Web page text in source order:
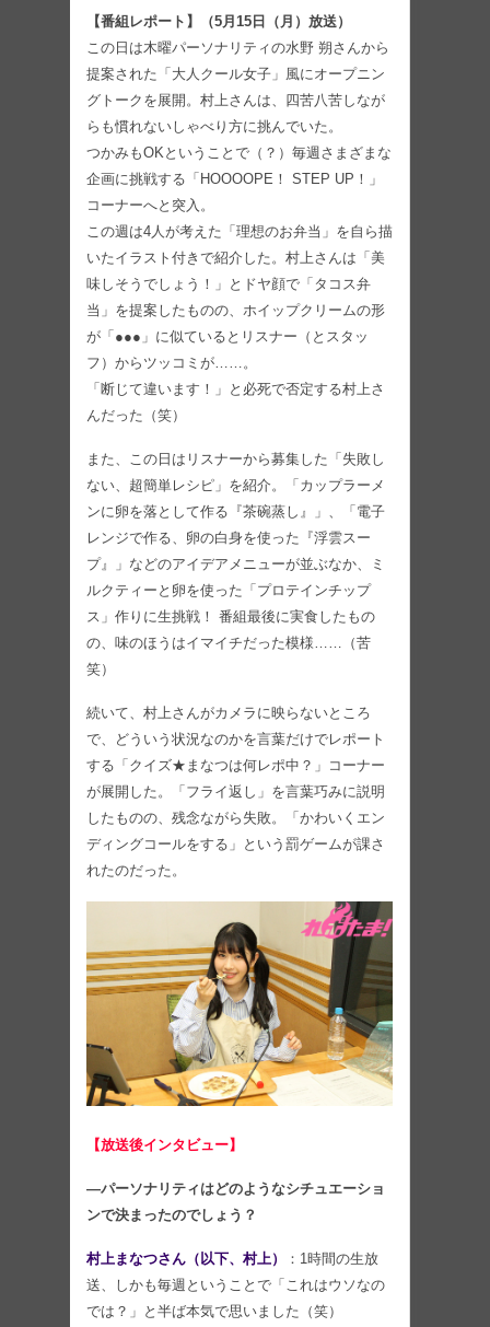
【番組レポート】（5月15日（月）放送）
この日は木曜パーソナリティの水野 朔さんから
提案された「大人クール女子」風にオープニン
グトークを展開。村上さんは、四苦八苦しなが
らも慣れないしゃべり方に挑んでいた。
つかみもOKということで（？）毎週さまざまな
企画に挑戦する「HOOOOPE！ STEP UP！」
コーナーへと突入。
この週は4人が考えた「理想のお弁当」を自ら描
いたイラスト付きで紹介した。村上さんは「美
味しそうでしょう！」とドヤ顔で「タコス弁
当」を提案したものの、ホイップクリームの形
が「●●●」に似ているとリスナー（とスタッ
フ）からツッコミが……。
「断じて違います！」と必死で否定する村上さ
んだった（笑）
また、この日はリスナーから募集した「失敗し
ない、超簡単レシピ」を紹介。「カップラーメ
ンに卵を落として作る『茶碗蒸し』」、「電子
レンジで作る、卵の白身を使った『浮雲スー
プ』」などのアイデアメニューが並ぶなか、ミ
ルクティーと卵を使った「プロテインチップ
ス」作りに生挑戦！ 番組最後に実食したもの
の、味のほうはイマイチだった模様……（苦
笑）
続いて、村上さんがカメラに映らないところ
で、どういう状況なのかを言葉だけでレポート
する「クイズ★まなつは何レポ中？」コーナー
が展開した。「フライ返し」を言葉巧みに説明
したものの、残念ながら失敗。「かわいくエン
ディングコールをする」という罰ゲームが課さ
れたのだった。
【放送後インタビュー】
―パーソナリティはどのようなシチュエーショ
ンで決まったのでしょう？
村上まなつさん（以下、村上）
：1時間の生放
送、しかも毎週ということで「これはウソなの
では？」と半ば本気で思いました（笑）